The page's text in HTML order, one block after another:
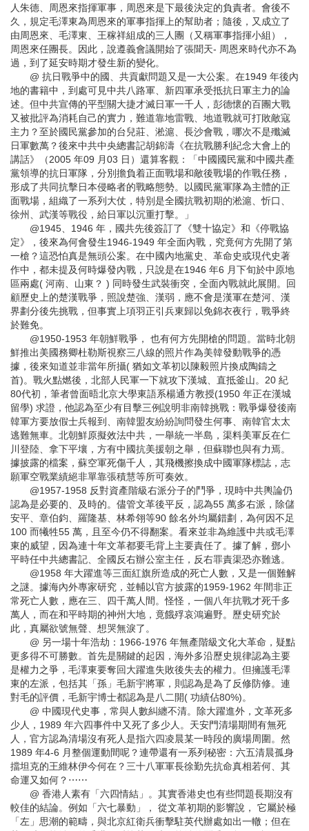
人朱德、周恩來指揮軍事，周恩來是下最後決定的負責者。會後不
久，規定毛澤東為周恩來的軍事指揮上的幫助者；隨後，又成立了
由周恩來、毛澤東、王稼祥組成的三人團（又稱軍事指揮小組），
周恩來任團長。因此，說遵義會議開始了張聞天- 周恩來時代亦不為
過，到了延安時期才發生新的變化。
@ 抗日戰爭中的國、共貢獻問題又是一大公案。在1949 年後內
地的書籍中，到處可見中共八路軍、新四軍承受抵抗日軍主力的論
述。但中共宣傳的平型關大捷才滅日軍一千人，彭德懷的百團大戰
又被批評為消耗自己的實力，難道靠地雷戰、地道戰就可打敗敵寇
主力？至於國民黨參加的台兒莊、淞滬、長沙會戰，哪次不是殲滅
日軍數萬？後來中共中央總書記胡錦濤《在抗戰勝利紀念大會上的
講話》（2005 年09 月03 日）還算客觀：「中國國民黨和中國共產
黨領導的抗日軍隊，分別擔負着正面戰場和敵後戰場的作戰任務，
形成了共同抗擊日本侵略者的戰略態勢。以國民黨軍隊為主體的正
面戰場，組織了一系列大仗，特別是全國抗戰初期的淞滬、忻口、
徐州、武漢等戰役，給日軍以沉重打擊。」
@1945、1946 年，國共先後簽訂了《雙十協定》和《停戰協
定》，後來為何會發生1946-1949 年全面內戰，究竟何方先開了第
一槍？這恐怕真是無頭公案。在中國內地黨史、革命史或現代史著
作中，都未提及何時爆發內戰，只說是在1946 年6 月下旬於中原地
區兩處( 河南、山東？ ) 同時發生武裝衝突，全面內戰就此展開。回
顧歷史上的楚漢戰爭，照說楚強、漢弱，應不會是漢軍在楚河、漢
界劃分後先挑戰，但事實上項羽正引兵東歸以免錦衣夜行，戰爭終
於難免。
@1950-1953 年朝鮮戰爭， 也有何方先開槍的問題。當時北朝
鮮推出美國務卿杜勒斯視察三八線的照片作為美韓發動戰爭的憑
據，後來知道並非當年所攝( 猶如文革初以陳毅照片換成陶鑄之
首)。戰火點燃後，北部人民軍一下就攻下漢城、直抵釜山。20 紀
80代初，筆者曾面晤北京大學東語系楊通方教授(1950 年正在漢城
留學) 求證，他認為至少有目擊三例說明非南韓挑戰：戰爭爆發後南
韓軍方要放假士兵報到、南韓盟友紛紛詢問發生何事、南韓官太太
逃難無車。北朝鮮原擬效法中共，一舉統一半島，渠料美軍反在仁
川登陸、拿下平壤，方有中國抗美援朝之舉，但蘇聯也與有力焉。
據披露的檔案，蘇空軍死傷千人，其飛機擦換成中國軍隊標誌，志
願軍空戰業績絕非單靠張積慧等所可奏效。
@1957-1958 反對資產階級右派分子的鬥爭，現時中共輿論仍
認為是必要的、及時的。儘管文革後平反，認為55 萬多右派，除儲
安平、章伯鈞、羅隆基、林希翎等90 餘名外均屬錯劃，為何因不足
100 而犧牲55 萬，且至今仍不得翻案。看來並非為維護中共或毛澤
東的威望，因為連十年文革都要毛背上主要責任了。據了解，鄧小
平時任中共總書記、全國反右辦公室主任，反右罪責渠恐亦難逃。
@1958 年大躍進等三面紅旗所造成的死亡人數，又是一個難解
之謎。據海內外專家研究，並輔以官方披露的1959-1962 年間非正
常死亡人數，應在三、四千萬人間。怪怪，一個八年抗戰才死千多
萬人，而在和平時期的神州大地，竟餓殍哀鴻遍野。歷史研究於
此，真屬欲號無聲、想哭無淚了。
@ 另一場十年浩劫：1966-1976 年無產階級文化大革命，疑點
更多得不可勝數。首先是關鍵的起因，海外多沿歷史規律認為主要
是權力之爭，毛澤東要奪回大躍進失敗後失去的權力。但擁護毛澤
東的左派，包括其「孫」毛新宇將軍，則認為是為了反修防修。連
對毛的評價，毛新宇博士都認為是八二開( 功績佔80%)。
@ 中國現代史事，常與人數糾纏不清。除大躍進外，文革死多
少人，1989 年六四事件中又死了多少人。天安門清場期間有無死
人，官方認為清場沒有死人是指六四凌晨某一時段的廣場周圍。然
1989 年4-6 月整個運動間呢？連帶還有一系列秘密：六五清晨孤身
擋坦克的王維林伊今何在？三十八軍軍長徐勤先抗命真相若何、其
命運又如何？⋯⋯
@ 香港人素有「六四情結」。其實香港史也有些問題長期沒有
較佳的結論。例如「六七暴動」， 從文革初期的影響說， 它屬於極
「左」思潮的範疇，與北京紅衛兵衝擊駐英代辦處如出一轍；但在